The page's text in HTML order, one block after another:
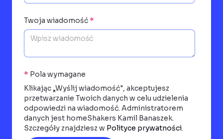
Twoja wiadomość *
* Pola wymagane
Klikając „Wyślij wiadomość", akceptujesz
przetwarzanie Twoich danych w celu udzielenia
odpowiedzi na wiadomość. Administratorem
danych jest homeShakers Kamil Banaszek.
Szczegóły znajdziesz w Polityce prywatności.